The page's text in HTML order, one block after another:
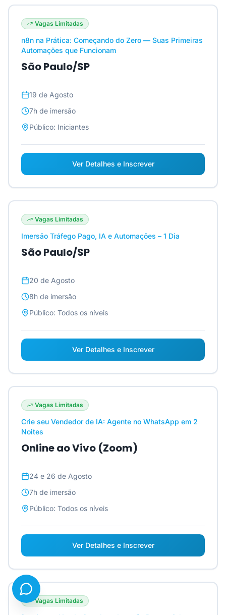
Vagas Limitadas
n8n na Prática: Começando do Zero — Suas Primeiras
Automações que Funcionam
São Paulo/SP
19 de Agosto
7h de imersão
Público: Iniciantes
Ver Detalhes e Inscrever
Vagas Limitadas
Imersão Tráfego Pago, IA e Automações – 1 Dia
São Paulo/SP
20 de Agosto
8h de imersão
Público: Todos os níveis
Ver Detalhes e Inscrever
Vagas Limitadas
Crie seu Vendedor de IA: Agente no WhatsApp em 2
Noites
Online ao Vivo (Zoom)
24 e 26 de Agosto
7h de imersão
Público: Todos os níveis
Ver Detalhes e Inscrever
Vagas Limitadas